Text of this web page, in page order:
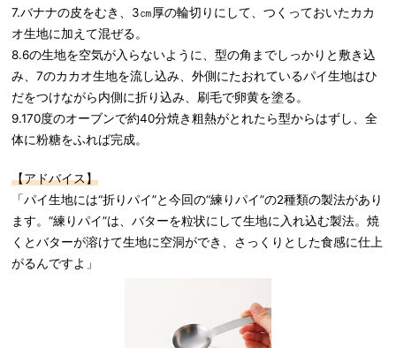
7.バナナの皮をむき、3㎝厚の輪切りにして、つくっておいたカカ
オ生地に加えて混ぜる。
8.6の生地を空気が入らないように、型の角までしっかりと敷き込
み、7のカカオ生地を流し込み、外側にたおれているパイ生地はひ
だをつけながら内側に折り込み、刷毛で卵黄を塗る。
9.170度のオーブンで約40分焼き粗熱がとれたら型からはずし、全
体に粉糖をふれば完成。
【アドバイス】
「パイ生地には“折りパイ”と今回の“練りパイ”の2種類の製法があり
ます。“練りパイ”は、バターを粒状にして生地に入れ込む製法。焼
くとバターが溶けて生地に空洞ができ、さっくりとした食感に仕上
がるんですよ」